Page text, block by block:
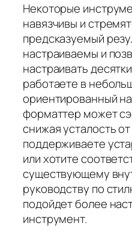
Некоторые
навязчивы и
предсказуемый
настраиваемы и
настраивать
работаете в
ориентированный
форматтер может
снижая усталость
поддерживаете
или хотите
существующему
руководству по
подойдет более
инструмент.